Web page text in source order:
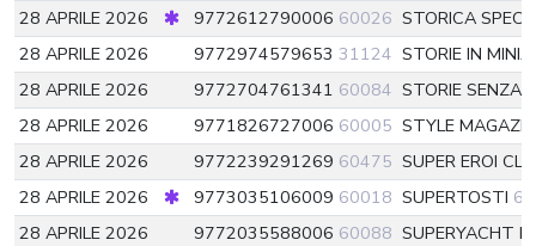
28 APRILE 2026
9772612790006 60026 STORICA
28 APRILE 2026
9772974579653 31124 STORIE IN
28 APRILE 2026
9772704761341 60084 STORIE SENZA
28 APRILE 2026
9771826727006 60005 STYLE
28 APRILE 2026
9772239291269 60475 SUPER EROI
28 APRILE 2026
9773035106009 60018 SUPERTOSTI
28 APRILE 2026
9772035588006 60088 SUPERYACHT